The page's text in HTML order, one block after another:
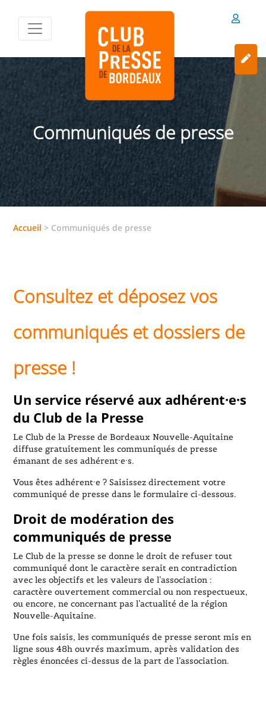
Communiqués de presse
Accueil > Communiqués de presse
Consultez et déposez vos
communiqués et dossiers de
presse !
Un service réservé aux adhérent·e·s
du Club de la Presse
Le Club de la Presse de Bordeaux Nouvelle-Aquitaine
diffuse gratuitement les communiqués de presse
émanant de ses adhérent·e·s.
Vous êtes adhérent·e ? Saisissez directement votre
communiqué de presse dans le formulaire ci-dessous.
Droit de modération des
communiqués de presse
Le Club de la presse se donne le droit de refuser tout
communiqué dont le caractère serait en contradiction
avec les objectifs et les valeurs de l’association :
caractère ouvertement commercial ou non respectueux,
ou encore, ne concernant pas l’actualité de la région
Nouvelle-Aquitaine.
Une fois saisis, les communiqués de presse seront mis en
ligne sous 48h ouvrés maximum, après validation des
règles énoncées ci-dessus de la part de l’association.